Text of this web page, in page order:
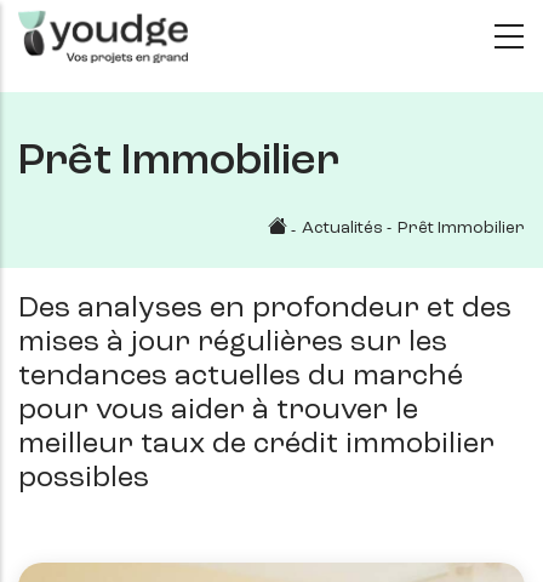
Aller
au
contenu
Prêt Immobilier
- Actualités - Prêt Immobilier
Des analyses en profondeur et des
mises à jour régulières sur les
tendances actuelles du marché
pour vous aider à trouver le
meilleur taux de crédit immobilier
possibles